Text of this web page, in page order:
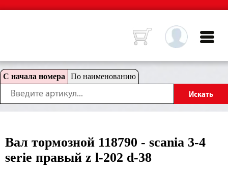
С начала номера По наименованию
Вал тормозной 118790 - scania 3-4
serie правый z l-202 d-38